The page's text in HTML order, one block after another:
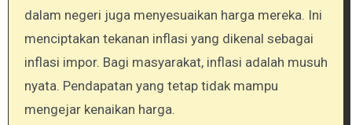
dalam negeri juga menyesuaikan harga mereka. Ini
menciptakan tekanan inflasi yang dikenal sebagai
inflasi impor. Bagi masyarakat, inflasi adalah musuh
nyata. Pendapatan yang tetap tidak mampu
mengejar kenaikan harga.